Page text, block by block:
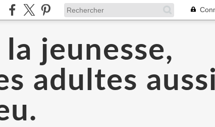
jeunesse,
adultes aussi